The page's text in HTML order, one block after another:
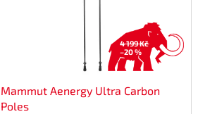
4 199 Kč
–20 %
Mammut Aenergy Ultra Carbon
Poles